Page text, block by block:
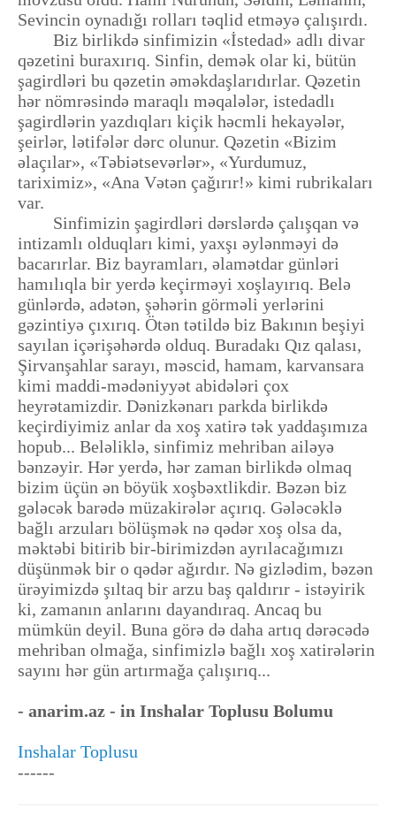
Sevincin oynadığı rolları təqlid etməyə çalışırdı.
Biz birlikdə sinfimizin «İstedad» adlı divar
qəzetini buraxırıq. Sinfin, demək olar ki, bütün
şagirdləri bu qəzetin əməkdaşlarıdırlar. Qəzetin
hər nömrəsində maraqlı məqalələr, istedadlı
şagirdlərin yazdıqları kiçik həcmli hekayələr,
şeirlər, lətifələr dərc olunur. Qəzetin «Bizim
əlaçılar», «Təbiətsevərlər», «Yurdumuz,
tariximiz», «Ana Vətən çağırır!» kimi rubrikaları
var.
Sinfimizin şagirdləri dərslərdə çalışqan və
intizamlı olduqları kimi, yaxşı əylənməyi də
bacarırlar. Biz bayramları, əlamətdar günləri
hamılıqla bir yerdə keçirməyi xoşlayırıq. Belə
günlərdə, adətən, şəhərin görməli yerlərini
gəzintiyə çıxırıq. Ötən tətildə biz Bakının beşiyi
sayılan içərişəhərdə olduq. Buradakı Qız qalası,
Şirvanşahlar sarayı, məscid, hamam, karvansara
kimi maddi-mədəniyyət abidələri çox
heyrətamizdir. Dənizkənarı parkda birlikdə
keçirdiyimiz anlar da xoş xatirə tək yaddaşımıza
hopub... Beləliklə, sinfimiz mehriban ailəyə
bənzəyir. Hər yerdə, hər zaman birlikdə olmaq
bizim üçün ən böyük xoşbəxtlikdir. Bəzən biz
gələcək barədə müzakirələr açırıq. Gələcəklə
bağlı arzuları bölüşmək nə qədər xoş olsa da,
məktəbi bitirib bir-birimizdən ayrılacağımızı
düşünmək bir o qədər ağırdır. Nə gizlədim, bəzən
ürəyimizdə şıltaq bir arzu baş qaldırır - istəyirik
ki, zamanın anlarını dayandıraq. Ancaq bu
mümkün deyil. Buna görə də daha artıq dərəcədə
mehriban olmağa, sinfimizlə bağlı xoş xatirələrin
sayını hər gün artırmağa çalışırıq...
- anarim.az - in Inshalar Toplusu Bolumu
Inshalar Toplusu
------